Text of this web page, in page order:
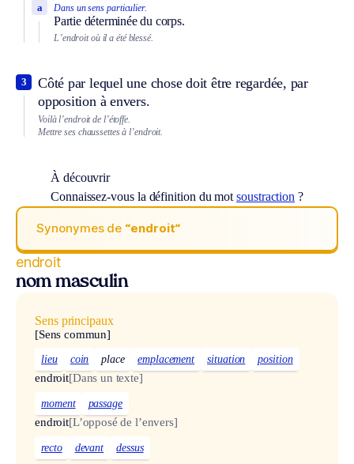
Dans un sens particulier.
Partie déterminée du corps.
a
L’endroit où il a été blessé.
Côté par lequel une chose doit être regardée, par
opposition à envers.
3
Voilà l’endroit de l’étoffe.
Mettre ses chaussettes à l’endroit.
À découvrir
Connaissez-vous la définition du motsoustraction ?
Synonymes de “endroit“
endroit
nom masculin
Sens principaux
[Sens commun]
lieu coin place emplacement situation position
endroit[Dans un texte]
moment passage
endroit[L’opposé de l’envers]
recto devant dessus